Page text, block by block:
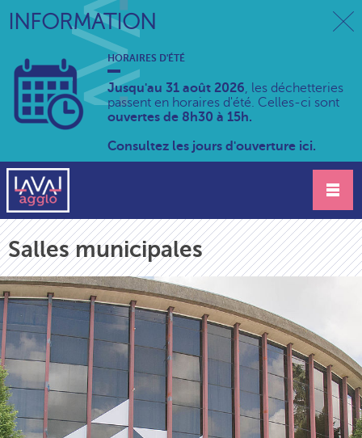
INFORMATION
HORAIRES D'ÉTÉ
Jusqu'au 31 août 2026, les déchetteries
passent en horaires d'été. Celles-ci sont
ouvertes de 8h30 à 15h.
Consultez les jours d'ouverture ici.
Salles municipales